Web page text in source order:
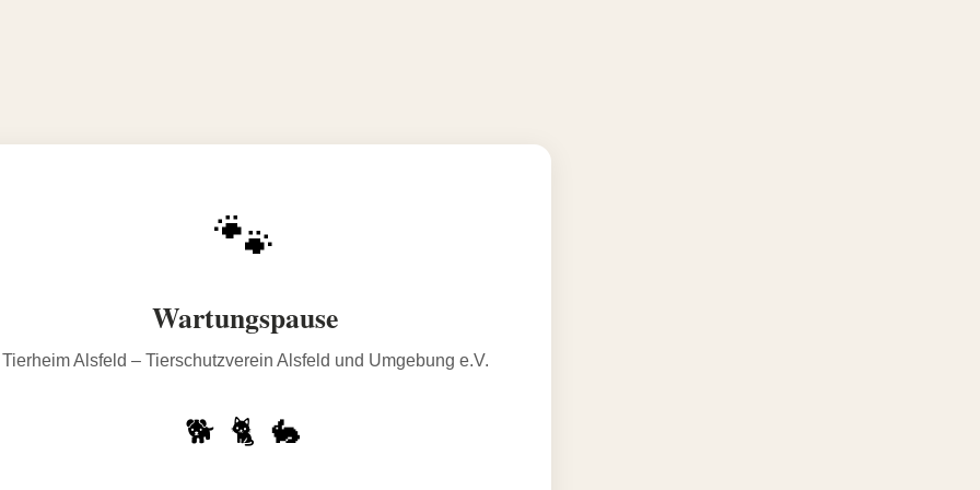
🐾
Wartungspause
Tierheim Alsfeld – Tierschutzverein Alsfeld und Umgebung e.V.
🐕 🐈 🐇